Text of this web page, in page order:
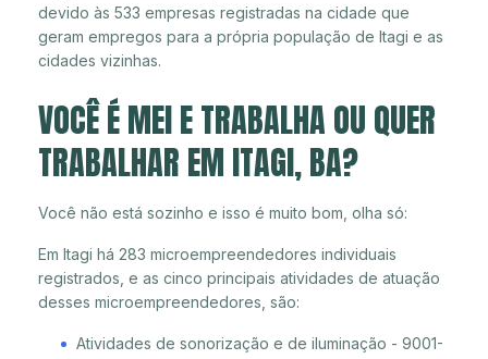
devido às 533 empresas registradas na cidade que
geram empregos para a própria população de Itagi e as
cidades vizinhas.
VOCÊ É MEI E TRABALHA OU QUER
TRABALHAR EM ITAGI, BA?
Você não está sozinho e isso é muito bom, olha só:
Em Itagi há 283 microempreendedores individuais
registrados, e as cinco principais atividades de atuação
desses microempreendedores, são:
Atividades de sonorização e de iluminação - 9001-